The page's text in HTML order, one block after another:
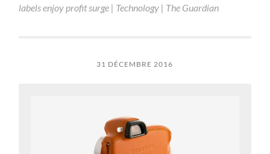
labels enjoy profit surge | Technology | The Guardian
31 DÉCEMBRE 2016